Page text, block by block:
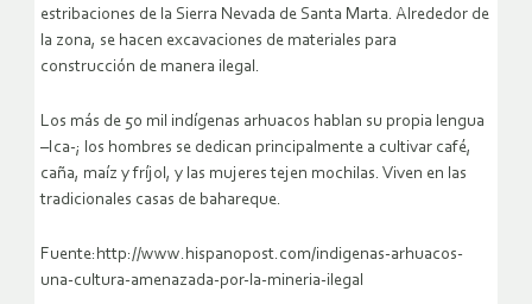
estribaciones de la Sierra Nevada de Santa Marta. Alrededor de
la zona, se hacen excavaciones de materiales para
construcción de manera ilegal.
Los más de 50 mil indígenas arhuacos hablan su propia lengua
–Ica-; los hombres se dedican principalmente a cultivar café,
caña, maíz y fríjol, y las mujeres tejen mochilas. Viven en las
tradicionales casas de bahareque.
Fuente:http://www.hispanopost.com/indigenas-arhuacos-
una-cultura-amenazada-por-la-mineria-ilegal